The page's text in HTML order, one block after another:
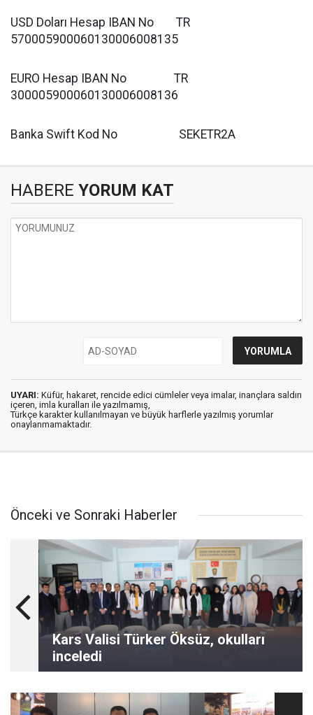
USD Doları Hesap IBAN No TR
570005900060130006008135
EURO Hesap IBAN No TR
300005900060130006008136
Banka Swift Kod No SEKETR2A
HABERE YORUM KAT
UYARI: Küfür, hakaret, rencide edici cümleler veya imalar, inançlara saldırı
içeren, imla kuralları ile yazılmamış,
Türkçe karakter kullanılmayan ve büyük harflerle yazılmış yorumlar
onaylanmamaktadır.
Önceki ve Sonraki Haberler
Kars Valisi Türker Öksüz, okulları
inceledi